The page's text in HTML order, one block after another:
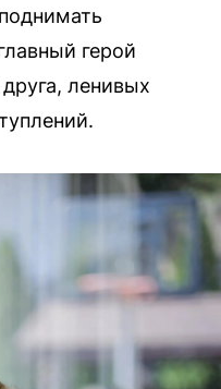
герой
ленивых